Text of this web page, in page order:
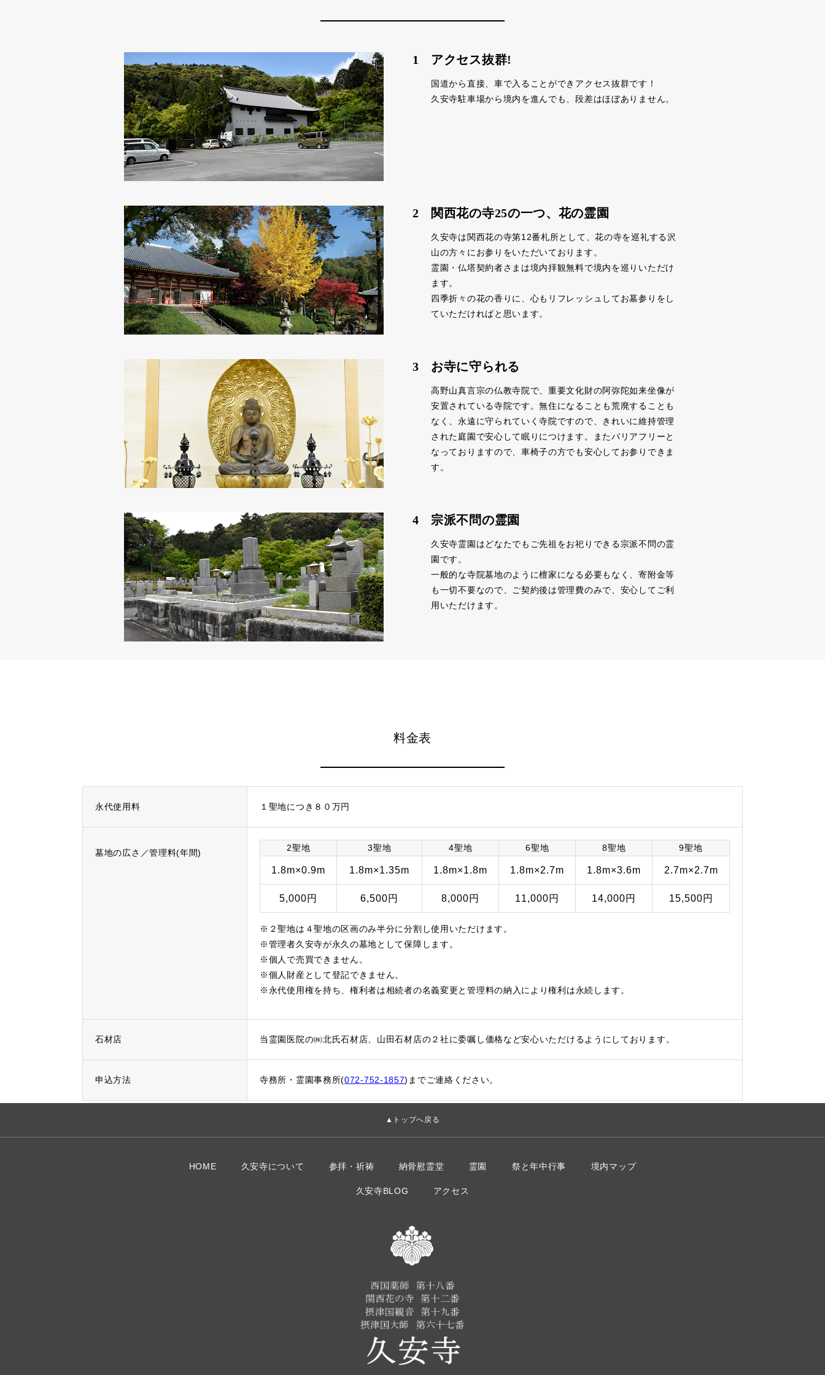
1 アクセス抜群!
国道から直接、車で入ることができアクセス抜群です！
久安寺駐車場から境内を進んでも、段差はほぼありません。
2 関西花の寺25の一つ、花の霊園
久安寺は関西花の寺第12番札所として、花の寺を巡礼する沢
山の方々にお参りをいただいております。
霊園・仏塔契約者さまは境内拝観無料で境内を巡りいただけ
ます。
四季折々の花の香りに、心もリフレッシュしてお墓参りをし
ていただければと思います。
3 お寺に守られる
高野山真言宗の仏教寺院で、重要文化財の阿弥陀如来坐像が
安置されている寺院です。無住になることも荒廃することも
なく、永遠に守られていく寺院ですので、きれいに維持管理
された庭園で安心して眠りにつけます。またバリアフリーと
なっておりますので、車椅子の方でも安心してお参りできま
す。
4 宗派不問の霊園
久安寺霊園はどなたでもご先祖をお祀りできる宗派不問の霊
園です。
一般的な寺院墓地のように檀家になる必要もなく、寄附金等
も一切不要なので、ご契約後は管理費のみで、安心してご利
用いただけます。
料金表
永代使用料 １聖地につき８０万円
墓地の広さ／管理料(年間) 2聖地 3聖地 4聖地 6聖地 8聖地 9聖地
1.8m×0.9m 1.8m×1.35m 1.8m×1.8m 1.8m×2.7m 1.8m×3.6m 2.7m×2.7m
5,000円 6,500円 8,000円 11,000円 14,000円 15,500円
※２聖地は４聖地の区画のみ半分に分割し使用いただけます。
※管理者久安寺が永久の墓地として保障します。
※個人で売買できません。
※個人財産として登記できません。
※永代使用権を持ち、権利者は相続者の名義変更と管理料の納入により権利は永続します。
石材店 当霊園医院の㈱北氏石材店、山田石材店の２社に委嘱し価格など安心いただけるようにしております。
申込方法 寺務所・霊園事務所(072-752-1857)までご連絡ください。
▲トップへ戻る
HOME 久安寺について 参拝・祈祷 納骨慰霊堂 霊園 祭と年中行事 境内マップ
久安寺BLOG アクセス